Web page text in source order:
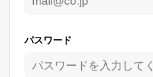
パスワード